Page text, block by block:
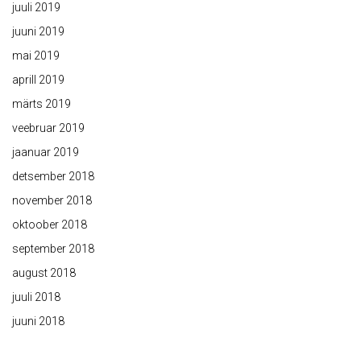
juuli 2019
juuni 2019
mai 2019
aprill 2019
märts 2019
veebruar 2019
jaanuar 2019
detsember 2018
november 2018
oktoober 2018
september 2018
august 2018
juuli 2018
juuni 2018